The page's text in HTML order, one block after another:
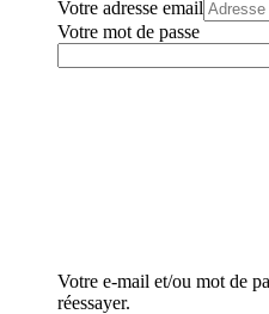
Votre adresse email
Votre mot de passe
Votre e-mail et/ou mot de
réessayer.